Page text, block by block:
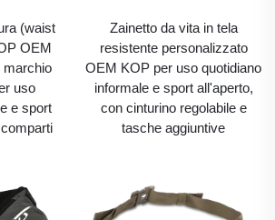
(waist
OEM
marchio
uso
e sport
Zainetto da vita in tela
resistente personalizzato
OEM KOP per uso quotidiano
informale e sport all'aperto,
con cinturino regolabile e
tasche aggiuntive